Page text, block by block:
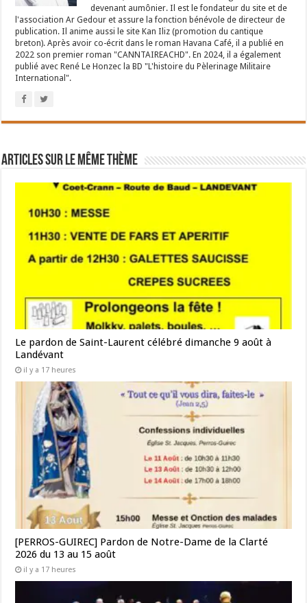
devenant aumônier. Il est le fondateur du site et de
l'association Ar Gedour et assure la fonction bénévole de directeur de
publication. Il anime aussi le site Kan Iliz (promotion du cantique
breton). Après avoir co-écrit dans le roman Havana Café, il a publié en
2022 son premier roman "CANNTAIREACHD". En 2024, il a également
publié avec René Le Honzec la BD "L'histoire du Pèlerinage Militaire
International".
Articles sur le même thème
Le pardon de Saint-Laurent célébré dimanche 9 août à
Landévant
il y a 17 heures
[PERROS-GUIREC] Pardon de Notre-Dame de la Clarté
2026 du 13 au 15 août
il y a 17 heures